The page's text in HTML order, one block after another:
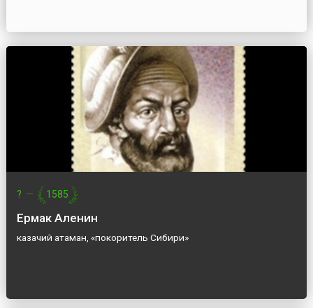
? — 1585
Ермак Аленин
казачий атаман, «покоритель Сибири»